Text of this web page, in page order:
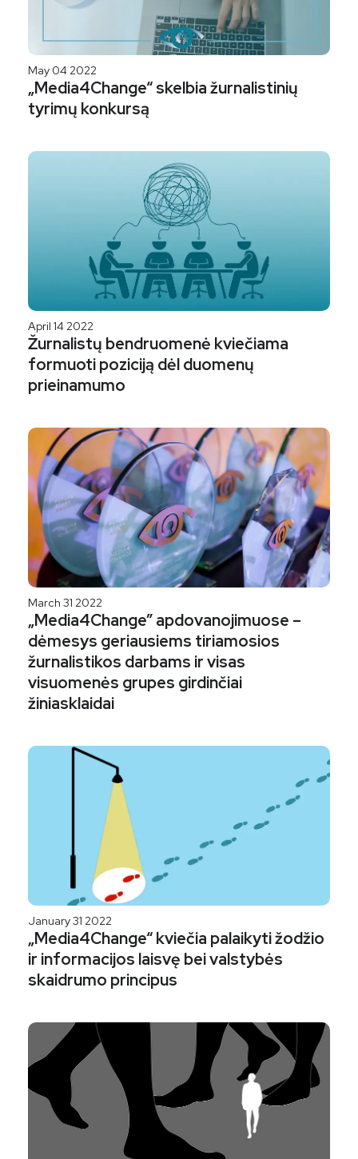
May 04 2022
„Media4Change“ skelbia žurnalistinių
tyrimų konkursą
April 14 2022
Žurnalistų bendruomenė kviečiama
formuoti poziciją dėl duomenų
prieinamumo
March 31 2022
„Media4Change” apdovanojimuose –
dėmesys geriausiems tiriamosios
žurnalistikos darbams ir visas
visuomenės grupes girdinčiai
žiniasklaidai
January 31 2022
„Media4Change“ kviečia palaikyti žodžio
ir informacijos laisvę bei valstybės
skaidrumo principus